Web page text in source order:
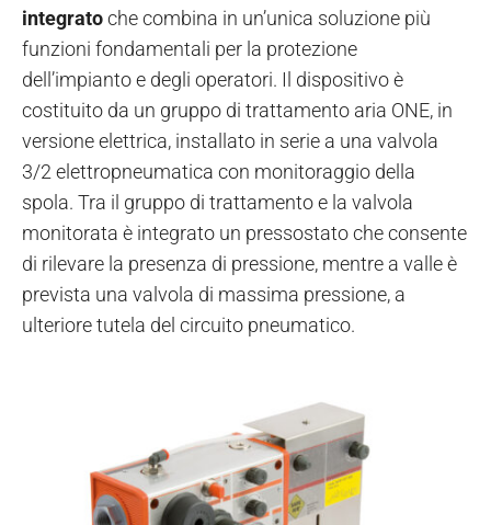
integratoche combina in un’unica soluzione più
funzioni fondamentali per la protezione
dell’impianto e degli operatori. Il dispositivo è
costituito da un gruppo di trattamento aria ONE, in
versione elettrica, installato in serie a una valvola
3/2 elettropneumatica con monitoraggio della
spola. Tra il gruppo di trattamento e la valvola
monitorata è integrato un pressostato che consente
di rilevare la presenza di pressione, mentre a valle è
prevista una valvola di massima pressione, a
ulteriore tutela del circuito pneumatico.